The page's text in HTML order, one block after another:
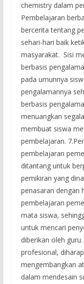
chemistry dalam
Pembelajaran
bercerita tentang
sehari-hari baik
masyarakat. Sisi
berbasis
pada umunnya
pengalamannya
berbasis
menuangkan
membuat siswa
pembelajaran.
pembelajaran
ditantang untuk
pemikiran yang
penasaran dengan
pembelajaran
mata siswa,
untuk mencari
diberikan oleh
profesional,
mengembangkan
dalam mendesain